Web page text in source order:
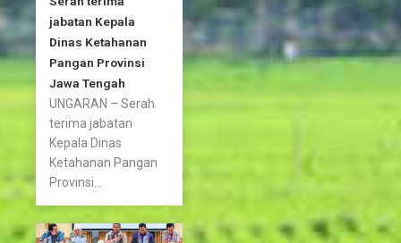
jabatan Kepala
Dinas Ketahanan
Pangan Provinsi
Jawa Tengah
UNGARAN – Serah
terima jabatan
Kepala Dinas
Ketahanan Pangan
Provinsi...